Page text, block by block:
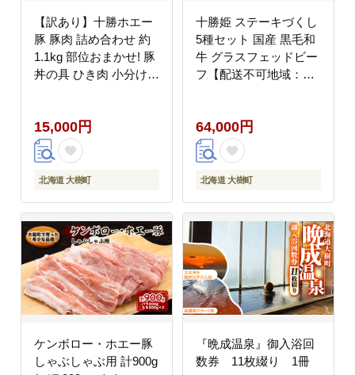
【訳あり】十勝ホエー
豚 豚肉 詰め合わせ 約
1.1kg 部位おまかせ! 豚
丼の具 ひき肉 小分け
15,000円
北海道 大樹町
十勝姫 ステーキづくし
5種セット 国産 黒毛和
牛 グラスフェッドビー
フ【配送不可地域：離
64,000円
北海道 大樹町
ケンボロー・ホエー豚
しゃぶしゃぶ用 計900g
『晩成温泉』御入浴回
数券 11枚綴り 1冊